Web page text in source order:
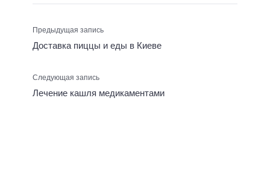
Предыдущая запись
Доставка пиццы и еды в Киеве
Следующая запись
Лечение кашля медикаментами